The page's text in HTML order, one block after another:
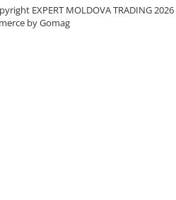
interior
EXPERT MOLDOVA TRADING 2026
by Gomag